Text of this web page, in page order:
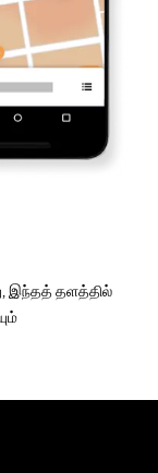
இந்தத் தளத்தில்